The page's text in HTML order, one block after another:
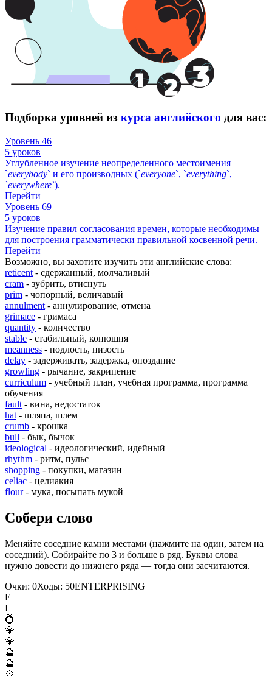
Подборка уровней из курса английского для вас:
Уровень 46
5 уроков
Углубленное изучение неопределенного местоимения
`everybody` и его производных (`everyone`, `everything`,
`everywhere`).
Перейти
Уровень 69
5 уроков
Изучение правил согласования времен, которые необходимы
для построения грамматически правильной косвенной речи.
Перейти
Возможно, вы захотите изучить эти английские слова:
reticent - сдержанный, молчаливый
cram - зубрить, втиснуть
prim - чопорный, величавый
annulment - аннулирование, отмена
grimace - гримаса
quantity - количество
stable - стабильный, конюшня
meanness - подлость, низость
delay - задерживать, задержка, опоздание
growling - рычание, закрипение
curriculum - учебный план, учебная программа, программа
обучения
fault - вина, недостаток
hat - шляпа, шлем
crumb - крошка
bull - бык, бычок
ideological - идеологический, идейный
rhythm - ритм, пульс
shopping - покупки, магазин
celiac - целиакия
flour- мука, посыпать мукой
Собери слово
Меняйте соседние камни местами (нажмите на один, затем на
соседний). Собирайте по 3 и больше в ряд. Буквы слова
нужно довести до нижнего ряда — тогда они засчитаются.
Очки: 0Ходы: 50ENTERPRISING
E
I
💍
💎
💎
🔮
🔮
💠